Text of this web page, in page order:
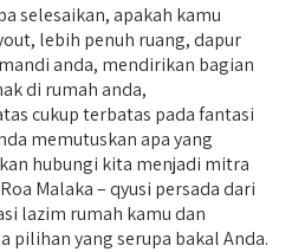
selesaikan, apakah kamu
lebih penuh ruang, dapur
anda, mendirikan bagian
di rumah anda,
cukup terbatas pada fantasi
memutuskan apa yang
hubungi kita menjadi mitra
Malaka – qyusi persada dari
lazim rumah kamu dan
pilihan yang serupa bakal Anda.